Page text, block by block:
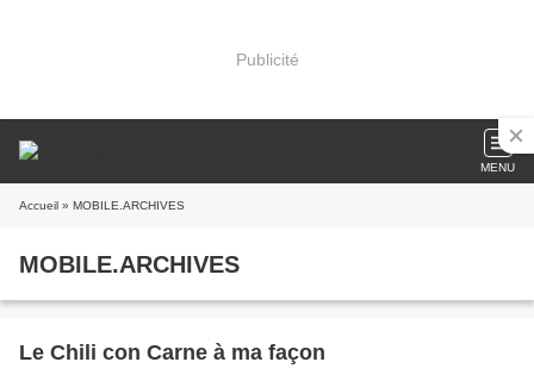
Publicité
MENU
Accueil » MOBILE.ARCHIVES
MOBILE.ARCHIVES
Le Chili con Carne à ma façon